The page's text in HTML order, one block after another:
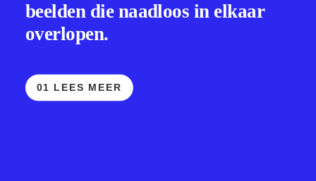
beelden die naadloos in elkaar
overlopen.
01 LEES MEER